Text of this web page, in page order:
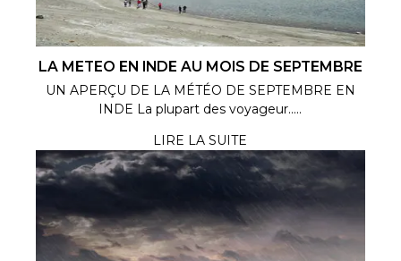
LA METEO EN INDE AU MOIS DE SEPTEMBRE
UN APERÇU DE LA MÉTÉO DE SEPTEMBRE EN
INDE La plupart des voyageur.....
LIRE LA SUITE